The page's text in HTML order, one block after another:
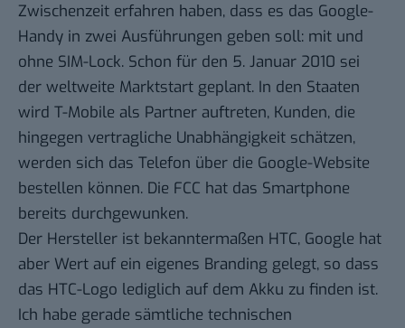
Zwischenzeit erfahren haben, dass es das Google-
Handy in zwei Ausführungen geben soll: mit und
ohne SIM-Lock. Schon für den 5. Januar 2010 sei
der weltweite Marktstart geplant. In den Staaten
wird T-Mobile als Partner auftreten, Kunden, die
hingegen vertragliche Unabhängigkeit schätzen,
werden sich das Telefon über die Google-Website
bestellen können. Die FCC hat das Smartphone
bereits durchgewunken.
Der Hersteller ist bekanntermaßen HTC, Google hat
aber Wert auf ein eigenes Branding gelegt, so dass
das HTC-Logo lediglich auf dem Akku zu finden ist.
Ich habe gerade sämtliche technischen